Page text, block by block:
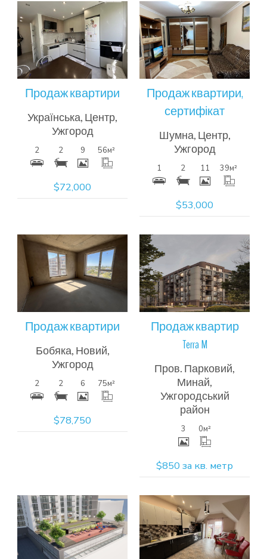
Більш
детальна
інформація
Продаж квартири
Українська, Центр,
Ужгород
2 2 9 56м²
$72,000
Більш
детальна
інформація
Продаж квартири,
сертифікат
Шумна, Центр,
Ужгород
1 2 11 39м²
$53,000
Більш
детальна
інформація
Продаж квартири
Бобяка, Новий,
Ужгород
2 2 6 75м²
$78,750
Більш
детальна
інформація
Продаж квартир
Terra M
Пров. Парковий,
Минай,
Ужгородський
район
3 0м²
$850 за кв. метр
Більш
детальна
Більш
детальна